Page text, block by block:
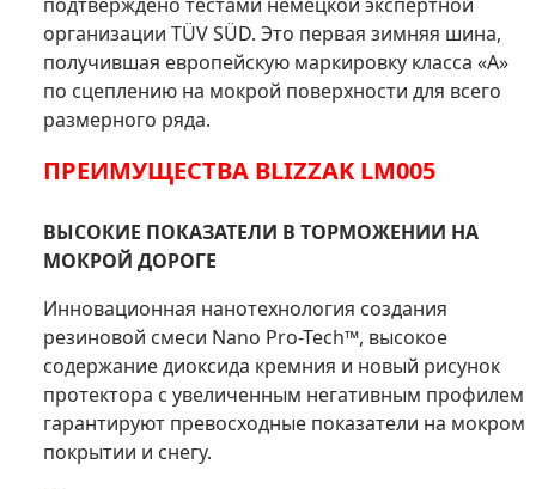
организации TÜV SÜD. Это первая зимняя шина,
получившая европейскую маркировку класса «A»
по сцеплению на мокрой поверхности для всего
размерного ряда.
ПРЕИМУЩЕСТВА BLIZZAK LM005
ВЫСОКИЕ ПОКАЗАТЕЛИ В ТОРМОЖЕНИИ НА
МОКРОЙ ДОРОГЕ
Инновационная нанотехнология создания
резиновой смеси Nano Pro-Tech™, высокое
содержание диоксида кремния и новый рисунок
протектора с увеличенным негативным профилем
гарантируют превосходные показатели на мокром
покрытии и снегу.